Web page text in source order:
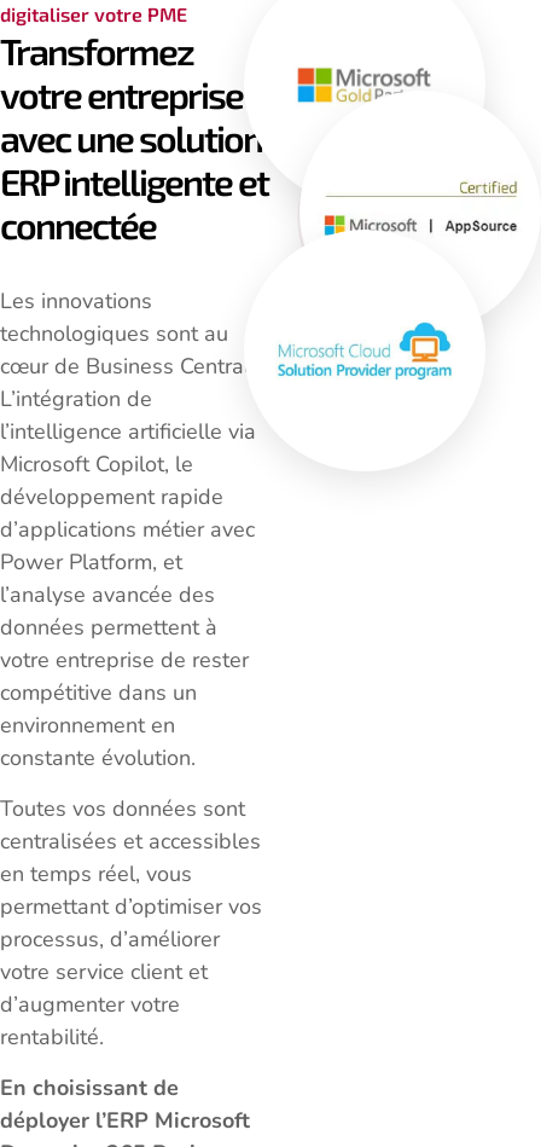
digitaliser votre PME
Transformez
votre entreprise
avec une solution
ERP intelligente et
connectée
Les innovations
technologiques sont au
cœur de Business Central.
L’intégration de
l’intelligence artificielle via
Microsoft Copilot, le
développement rapide
d’applications métier avec
Power Platform, et
l’analyse avancée des
données permettent à
votre entreprise de rester
compétitive dans un
environnement en
constante évolution.
Toutes vos données sont
centralisées et accessibles
en temps réel, vous
permettant d’optimiser vos
processus, d’améliorer
votre service client et
d’augmenter votre
rentabilité.
En choisissant de
déployer l’ERP Microsoft